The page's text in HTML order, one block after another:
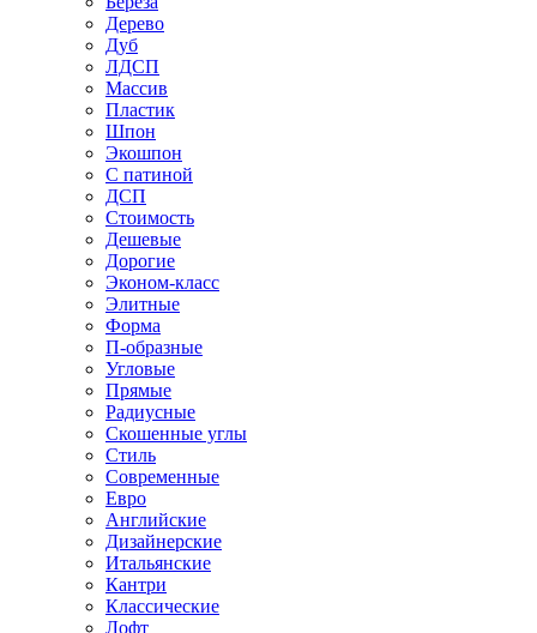
Дерево
Дуб
ЛДСП
Массив
Пластик
Шпон
Экошпон
С патиной
ДСП
Стоимость
Дешевые
Дорогие
Эконом-класс
Элитные
Форма
П-образные
Угловые
Прямые
Радиусные
Скошенные углы
Стиль
Современные
Евро
Английские
Дизайнерские
Итальянские
Кантри
Классические
Лофт